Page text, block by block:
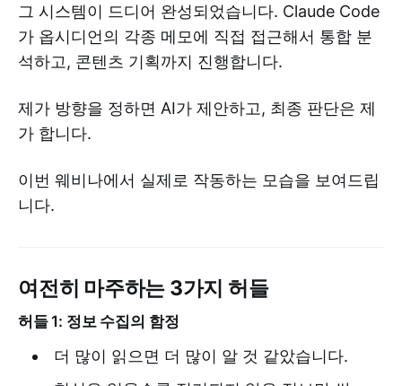
그 시스템이 드디어 완성되었습니다. Claude Code
가 옵시디언의 각종 메모에 직접 접근해서 통합 분
석하고, 콘텐츠 기획까지 진행합니다.
제가 방향을 정하면 AI가 제안하고, 최종 판단은 제
가 합니다.
이번 웨비나에서 실제로 작동하는 모습을 보여드립
니다.
여전히 마주하는 3가지 허들
허들 1: 정보 수집의 함정
더 많이 읽으면 더 많이 알 것 같았습니다.